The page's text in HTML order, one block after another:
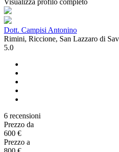
Dott. Campisi Antonino
Rimini, Riccione, San Lazzaro di
5.0
6 recensioni
Prezzo da
600 €
Prezzo a